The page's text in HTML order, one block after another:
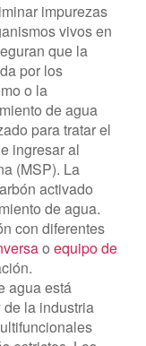
impurezas
vivos en
que la
por los
o la
de agua
para tratar el
ingresar al
(MSP). La
activado
de agua.
con diferentes
o equipo de
agua está
la industria